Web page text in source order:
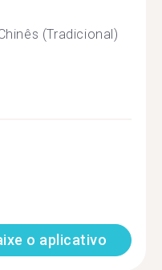
(Tradicional)
o aplicativo